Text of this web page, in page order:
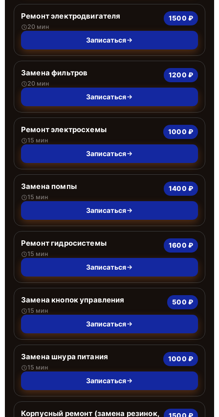
Ремонт электродвигателя
20 мин
1500 ₽
Записаться
Замена фильтров
20 мин
1200 ₽
Записаться
Ремонт электросхемы
15 мин
1000 ₽
Записаться
Замена помпы
15 мин
1400 ₽
Записаться
Ремонт гидросистемы
15 мин
1600 ₽
Записаться
Замена кнопок управления
15 мин
500 ₽
Записаться
Замена шнура питания
15 мин
1000 ₽
Записаться
Корпусный ремонт (замена резинок,